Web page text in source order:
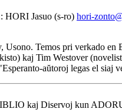
HORI Jasuo (s-ro) hori-
Temos pri verkado en
kaj Tim Westover
aŭtoroj legas el siaj
kaj Diservoj kun